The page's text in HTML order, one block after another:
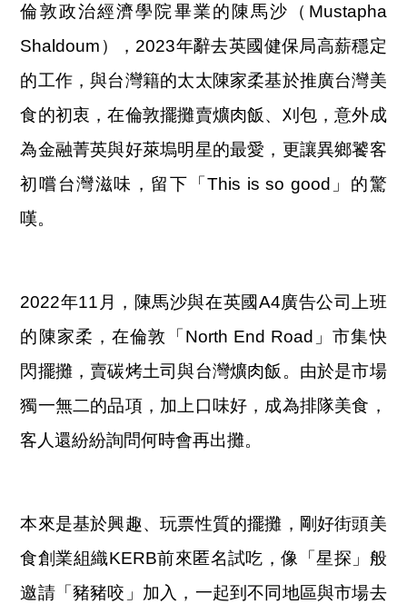
倫敦政治經濟學院畢業的陳馬沙（Mustapha
Shaldoum），2023年辭去英國健保局高薪穩定
的工作，與台灣籍的太太陳家柔基於推廣台灣美
食的初衷，在倫敦擺攤賣爌肉飯、刈包，意外成
為金融菁英與好萊塢明星的最愛，更讓異鄉饕客
初嚐台灣滋味，留下「This is so good」的驚
嘆。
2022年11月，陳馬沙與在英國A4廣告公司上班
的陳家柔，在倫敦「North End Road」市集快
閃擺攤，賣碳烤土司與台灣爌肉飯。由於是市場
獨一無二的品項，加上口味好，成為排隊美食，
客人還紛紛詢問何時會再出攤。
本來是基於興趣、玩票性質的擺攤，剛好街頭美
食創業組織KERB前來匿名試吃，像「星探」般
邀請「豬豬咬」加入，一起到不同地區與市場去